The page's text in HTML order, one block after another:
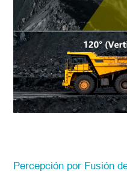
Percepción por Fusión